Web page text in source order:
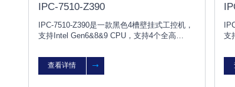
IPC-7510-Z390
IPC-7510-Z390是一款黑色4槽壁挂式工控机，
支持Intel Gen6&8&9 CPU，支持4个全高
化生产及检测、电力、医药等行业。
查看详情
支
化